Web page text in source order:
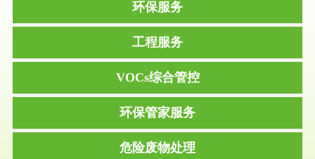
环保服务
工程服务
VOCs综合管控
环保管家服务
危险废物处理